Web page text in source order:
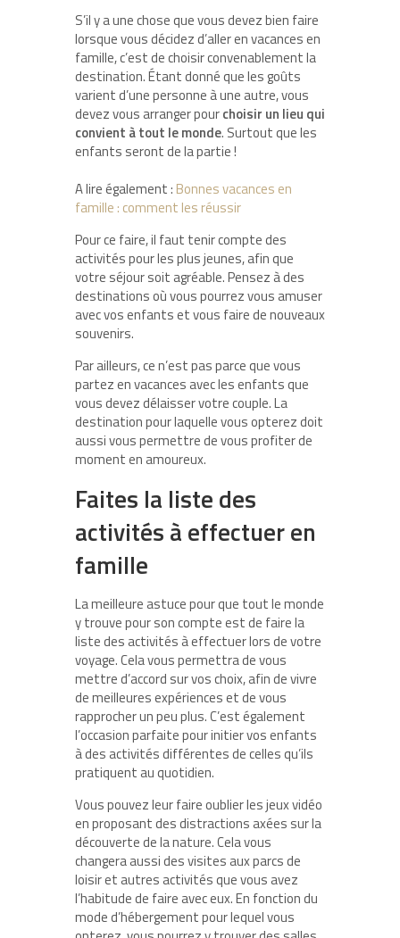
S’il y a une chose que vous devez bien faire
lorsque vous décidez d’aller en vacances en
famille, c’est de choisir convenablement la
destination. Étant donné que les goûts
varient d’une personne à une autre, vous
devez vous arranger pourchoisir un lieu qui
convient à tout le monde. Surtout que les
enfants seront de la partie !
A lire également : Bonnes vacances en
famille : comment les réussir
Pour ce faire, il faut tenir compte des
activités pour les plus jeunes, afin que
votre séjour soit agréable. Pensez à des
destinations où vous pourrez vous amuser
avec vos enfants et vous faire de nouveaux
souvenirs.
Par ailleurs, ce n’est pas parce que vous
partez en vacances avec les enfants que
vous devez délaisser votre couple. La
destination pour laquelle vous opterez doit
aussi vous permettre de vous profiter de
moment en amoureux.
Faites la liste des
activités à effectuer en
famille
La meilleure astuce pour que tout le monde
y trouve pour son compte est de faire la
liste des activités à effectuer lors de votre
voyage. Cela vous permettra de vous
mettre d’accord sur vos choix, afin de vivre
de meilleures expériences et de vous
rapprocher un peu plus. C’est également
l’occasion parfaite pour initier vos enfants
à des activités différentes de celles qu’ils
pratiquent au quotidien.
Vous pouvez leur faire oublier les jeux vidéo
en proposant des distractions axées sur la
découverte de la nature. Cela vous
changera aussi des visites aux parcs de
loisir et autres activités que vous avez
l’habitude de faire avec eux. En fonction du
mode d’hébergement pour lequel vous